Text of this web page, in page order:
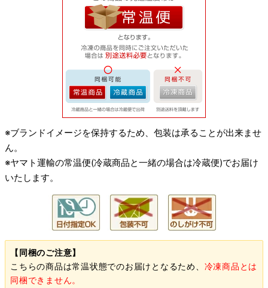
※ブランドイメージを保持するため、包装は承ることが出来ませ
ん。
※ヤマト運輸の常温便(冷蔵商品と一緒の場合は冷蔵便)でお届け
いたします。
【同梱のご注意】
こちらの商品は常温状態でのお届けとなるため、 冷凍商品とは
同梱できません。